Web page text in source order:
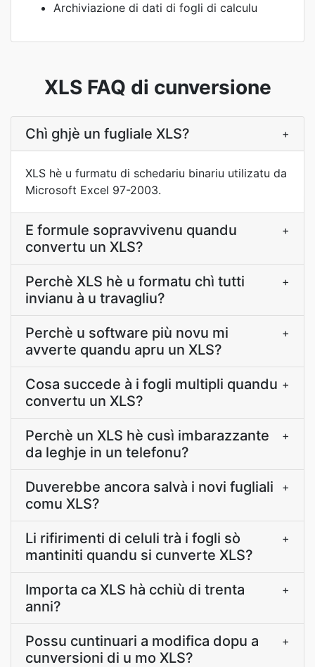
Archiviazione di dati di fogli di calculu
XLS FAQ di cunversione
Chì ghjè un fugliale XLS? +
XLS hè u furmatu di schedariu binariu utilizatu da
Microsoft Excel 97-2003.
E formule sopravvivenu quandu
convertu un XLS?
+
Perchè XLS hè u formatu chì tutti
invianu à u travagliu?
+
Perchè u software più novu mi
avverte quandu apru un XLS?
+
Cosa succede à i fogli multipli quandu
convertu un XLS?
+
Perchè un XLS hè cusì imbarazzante
da leghje in un telefonu?
+
Duverebbe ancora salvà i novi fugliali
comu XLS?
+
Li rifirimenti di celuli trà i fogli sò
mantiniti quandu si cunverte XLS?
+
Importa ca XLS hà cchiù di trenta
anni?
+
Possu cuntinuari a modifica dopu a
cunversioni di u mo XLS?
+